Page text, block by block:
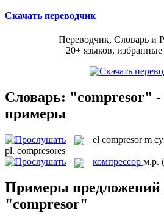
Скачать переводчик
Переводчик, Словарь и
20+ языков,
Словарь: "compresor" -
примеры
el compresor m
pl. compresores
компрессор м.р.
Примеры предложений
"compresor"